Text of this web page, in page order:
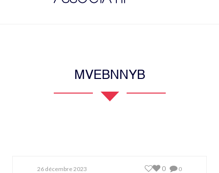
MVEBNNYB
26 décembre 2023 0
0